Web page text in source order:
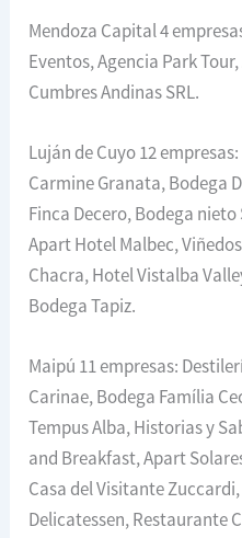
Mendoza Capital 4
Eventos, Agencia Park
Cumbres Andinas SRL.
Luján de Cuyo 12
Carmine Granata, Bodega
Finca Decero, Bodega
Apart Hotel Malbec,
Chacra, Hotel Vistalba
Bodega Tapiz.
Maipú 11 empresas:
Carinae, Bodega Família
Tempus Alba, Historias y
and Breakfast, Apart
Casa del Visitante
Delicatessen, Restaurante